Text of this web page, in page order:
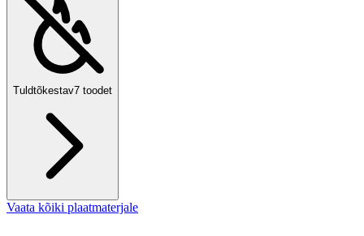
Tuldtõkestav7 toodet
Vaata kõiki plaatmaterjale